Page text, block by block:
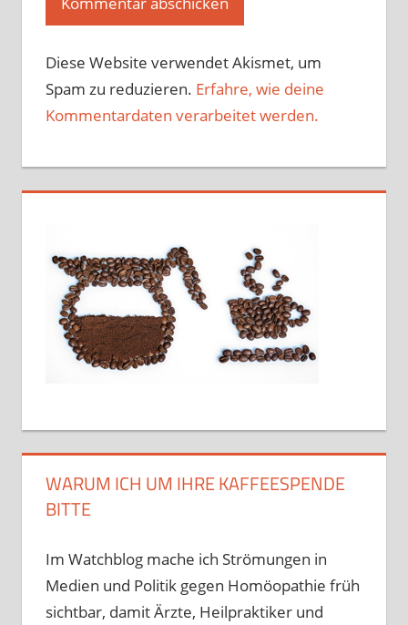
Diese Website verwendet Akismet, um
Spam zu reduzieren. Erfahre, wie deine
Kommentardaten verarbeitet werden.
WARUM ICH UM IHRE KAFFEESPENDE
BITTE
Im Watchblog mache ich Strömungen in
Medien und Politik gegen Homöopathie früh
sichtbar, damit Ärzte, Heilpraktiker und